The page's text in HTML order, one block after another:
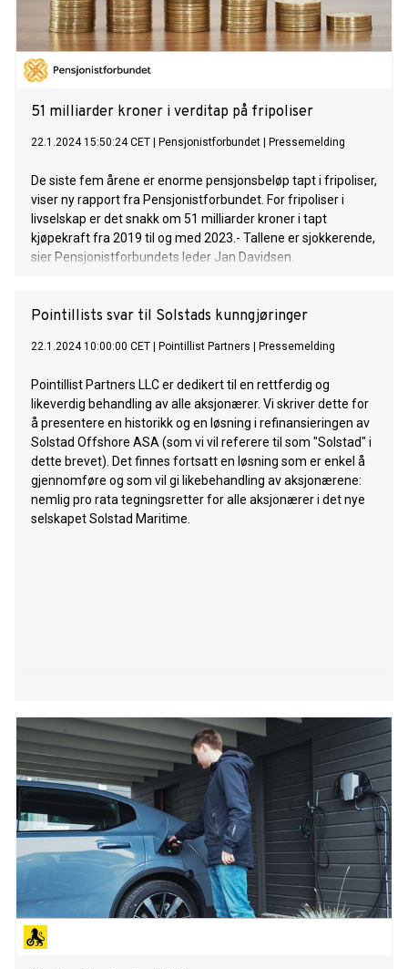
51 milliarder kroner i verditap på fripoliser
22.1.2024 15:50:24 CET Pensjonistforbundet Pressemelding
De siste fem årene er enorme pensjonsbeløp tapt i fripoliser,
viser ny rapport fra Pensjonistforbundet. For fripoliser i
livselskap er det snakk om 51 milliarder kroner i tapt
kjøpekraft fra 2019 til og med 2023.- Tallene er sjokkerende,
sier Pensjonistforbundets leder Jan Davidsen.
Pointillists svar til Solstads kunngjøringer
22.1.2024 10:00:00 CET Pointillist Partners Pressemelding
Pointillist Partners LLC er dedikert til en rettferdig og
likeverdig behandling av alle aksjonærer. Vi skriver dette for
å presentere en historikk og en løsning i refinansieringen av
Solstad Offshore ASA (som vi vil referere til som "Solstad" i
dette brevet). Det finnes fortsatt en løsning som er enkel å
gjennomføre og som vil gi likebehandling av aksjonærene:
nemlig pro rata tegningsretter for alle aksjonærer i det nye
selskapet Solstad Maritime.